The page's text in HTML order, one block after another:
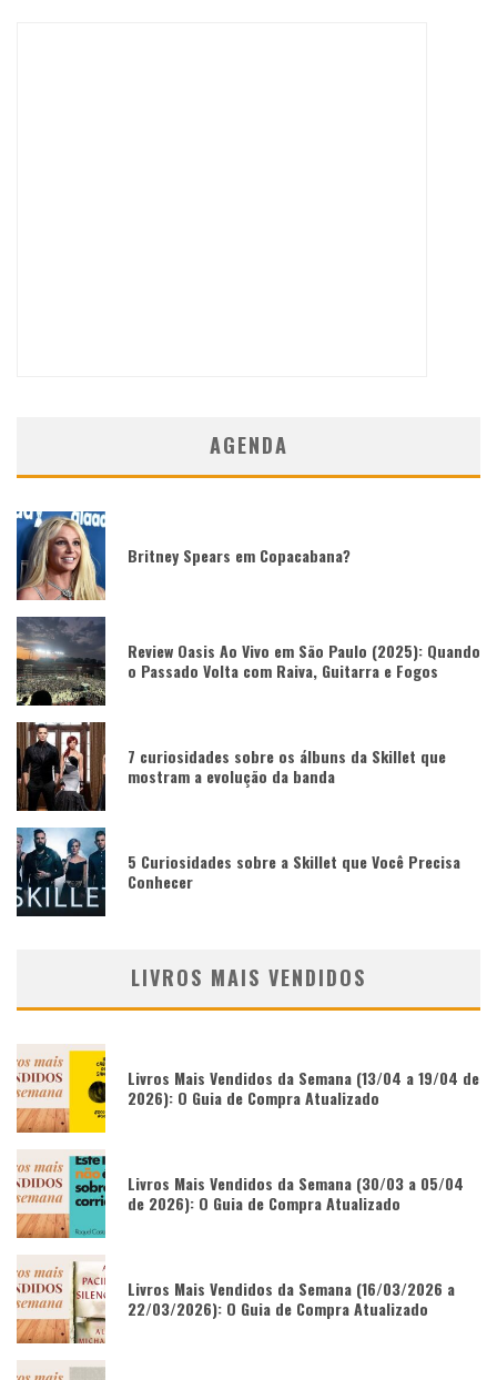
AGENDA
Britney Spears em Copacabana?
Review Oasis Ao Vivo em São Paulo (2025): Quando
o Passado Volta com Raiva, Guitarra e Fogos
7 curiosidades sobre os álbuns da Skillet que
mostram a evolução da banda
5 Curiosidades sobre a Skillet que Você Precisa
Conhecer
LIVROS MAIS VENDIDOS
Livros Mais Vendidos da Semana (13/04 a 19/04 de
2026): O Guia de Compra Atualizado
Livros Mais Vendidos da Semana (30/03 a 05/04
de 2026): O Guia de Compra Atualizado
Livros Mais Vendidos da Semana (16/03/2026 a
22/03/2026): O Guia de Compra Atualizado